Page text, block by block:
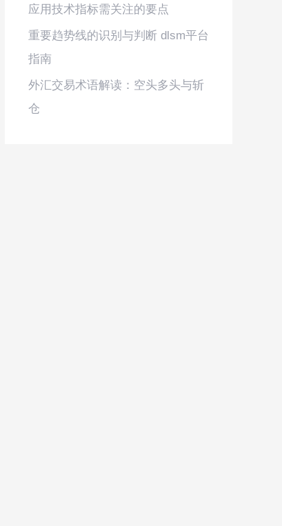
应用技术指标需关注的要点
重要趋势线的识别与判断 dlsm平台
指南
外汇交易术语解读：空头多头与斩
仓